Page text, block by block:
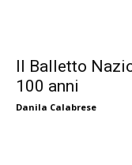
Il Balletto
100 anni
Danila Calabrese